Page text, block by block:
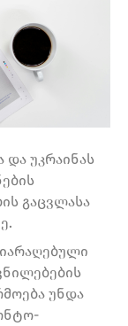
და უკრაინას
გაცვლასა
უნდა